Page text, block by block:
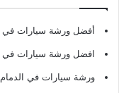
أفضل ورشة سيارات في
افضل ورشة سيارات في
ورشة سيارات في الدمام